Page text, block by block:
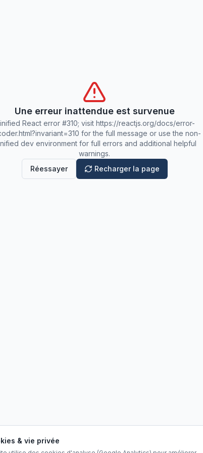
Une erreur inattendue est survenue
React error #310; visit https://reactjs.org/docs/error-
for the full message or use the non-
dev environment for full errors and additional helpful
warnings.
Réessayer
Recharger la page
& vie privée